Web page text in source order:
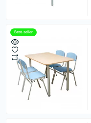
Best-seller